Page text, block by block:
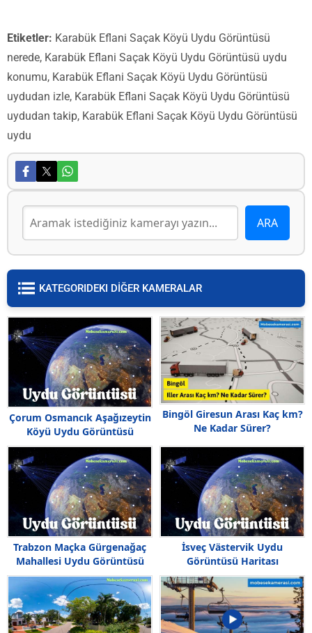
Etiketler: Karabük Eflani Saçak Köyü Uydu Görüntüsü
nerede, Karabük Eflani Saçak Köyü Uydu Görüntüsü uydu
konumu, Karabük Eflani Saçak Köyü Uydu Görüntüsü
uydudan izle, Karabük Eflani Saçak Köyü Uydu Görüntüsü
uydudan takip, Karabük Eflani Saçak Köyü Uydu Görüntüsü
uydu
KATEGORIDEKI DİĞER KAMERALAR
Çorum Osmancık Aşağızeytin
Köyü Uydu Görüntüsü
Bingöl Giresun Arası Kaç km?
Ne Kadar Sürer?
Trabzon Maçka Gürgenağaç
Mahallesi Uydu Görüntüsü
İsveç Västervik Uydu
Görüntüsü Haritası